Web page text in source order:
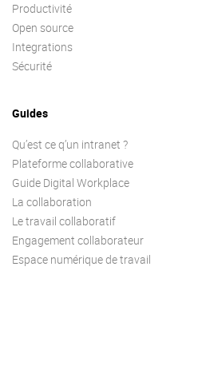
Productivité
Open source
Integrations
Sécurité
Guides
Qu’est ce q’un intranet ?
Plateforme collaborative
Guide Digital Workplace
La collaboration
Le travail collaboratif
Engagement collaborateur
Espace numérique de travail